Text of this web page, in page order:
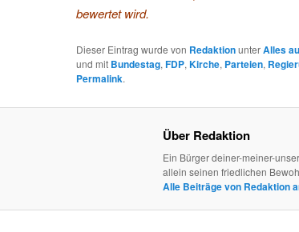
bewertet wird.
Dieser Eintrag wurde von RedaktionunterAlles
und mit Bundestag, FDP, Kirche, Parteien,
Permalink.
Über Redaktion
Ein Bürger deiner-meiner-
allein seinen friedlichen
Alle Beiträge von Redaktion